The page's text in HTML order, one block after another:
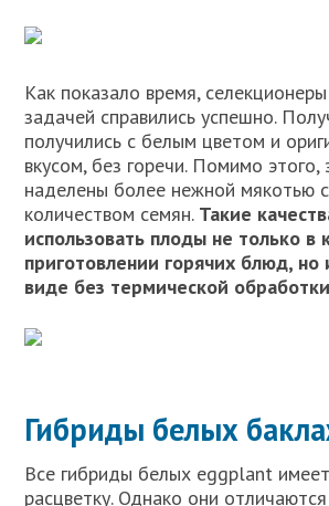
Как показало время,
задачей справились успешно.
получились с белым цветом и
вкусом, без горечи. Помимо этого,
наделены более нежной мякотью
количеством семян. Такие
использовать плоды не только в
приготовлении горячих блюд,
виде без термической
Гибриды белых
Все гибриды белых eggplant
расцветку. Однако они